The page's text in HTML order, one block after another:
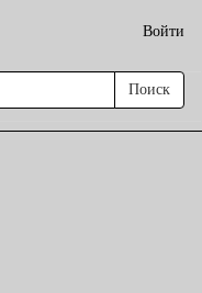
Войти
Поиск